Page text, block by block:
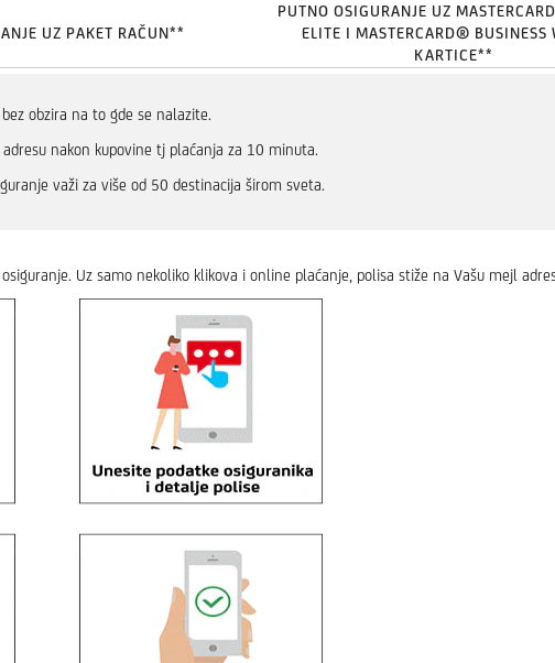
UZ PAKET RAČUN**
PUTNO OSIGURANJE UZ
ELITE I MASTERCARD® BUSINESS
KARTICE**
obzira na to gde se nalazite.
nakon kupovine tj plaćanja za 10 minuta.
važi za više od 50 destinacija širom sveta.
Uz samo nekoliko klikova i online plaćanje, polisa stiže na Vašu mejl